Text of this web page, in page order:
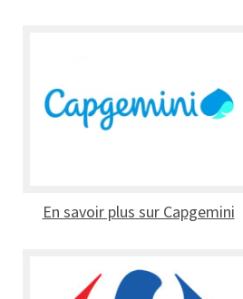
En savoir plus sur Capgemini